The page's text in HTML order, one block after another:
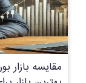
مقایسه بازار